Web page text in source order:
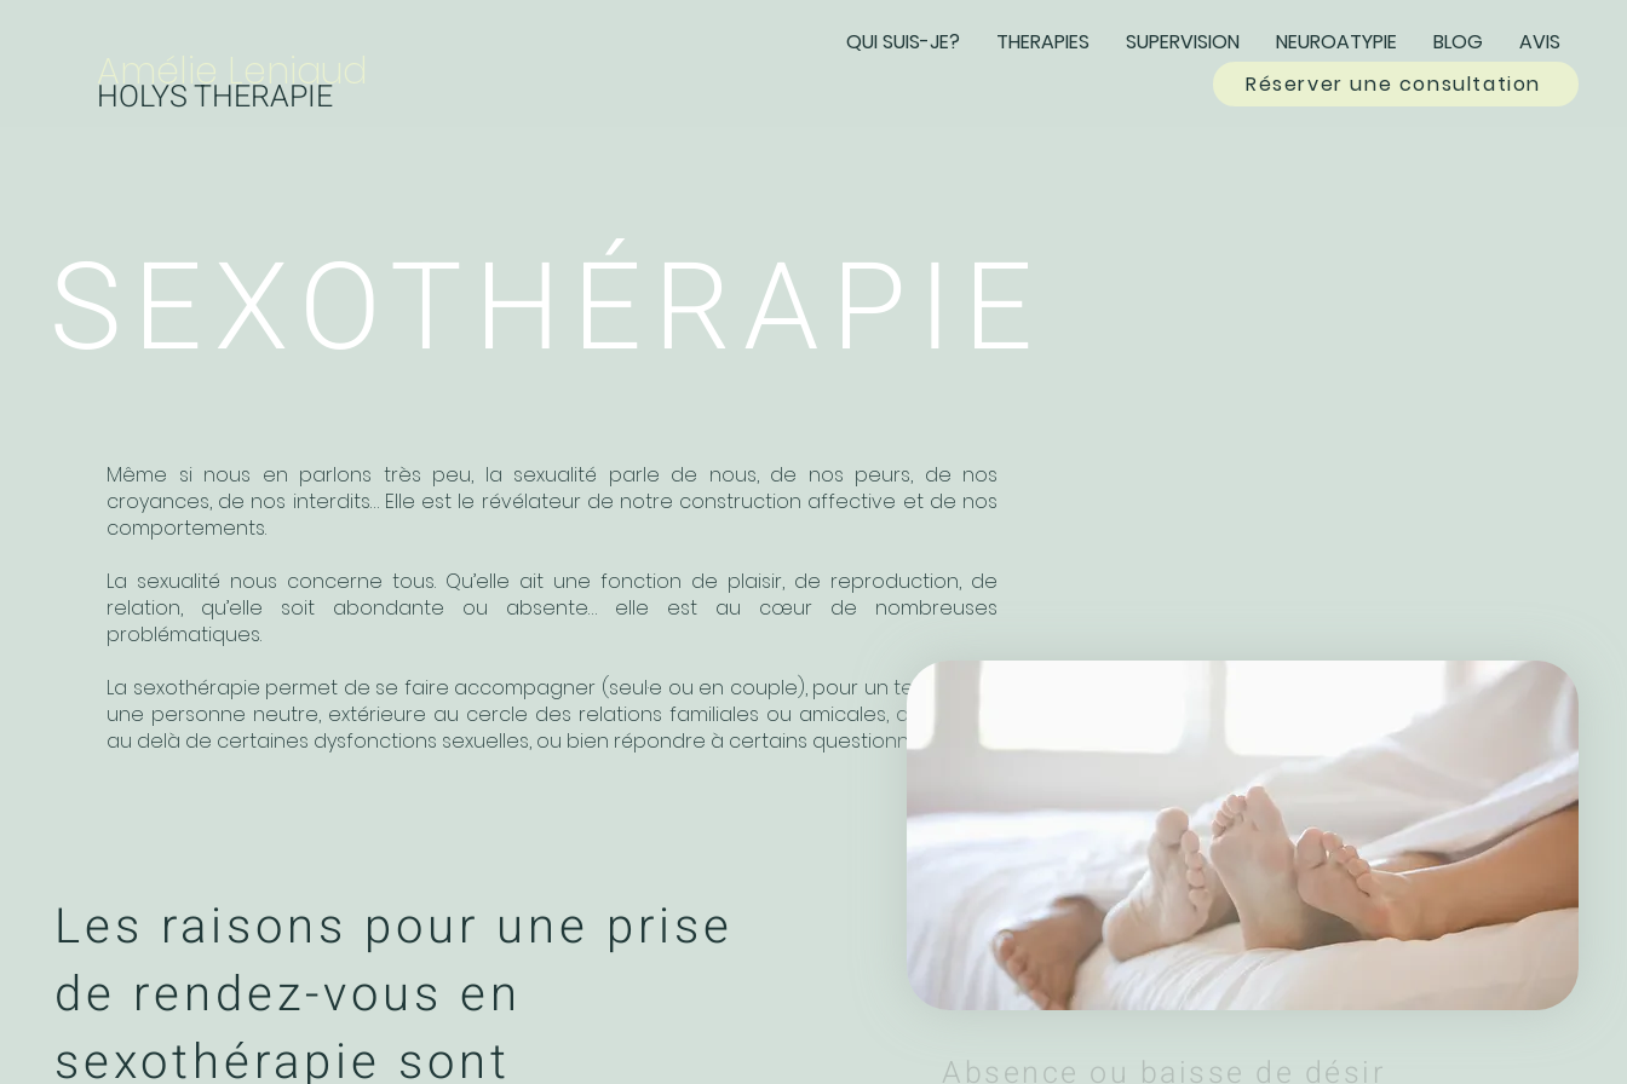
Amélie Leniaud
HOLYS THERAPIE
QUI SUIS-JE? THERAPIES SUPERVISION NEUROATYPIE BLOG
AVIS
Réserver une consultation
SEXOTHÉRAPIE
Même si nous en parlons très peu, la sexualité parle de nous, de nos peurs, de nos
croyances, de nos interdits… Elle est le révélateur de notre construction affective et de nos
comportements.
La sexualité nous concerne tous. Qu’elle ait une fonction de plaisir, de reproduction, de
relation, qu’elle soit abondante ou absente… elle est au cœur de nombreuses
problématiques.
La sexothérapie permet de se faire accompagner (seul·e ou en couple), pour un temps, par
une personne neutre, extérieure au cercle des relations familiales ou amicales, afin d'aller
au delà de certaines dysfonctions sexuelles, ou bien répondre à certains questionnements.
Les raisons pour une prise
de rendez-vous en
sexothérapie sont
Absence ou baisse de désir